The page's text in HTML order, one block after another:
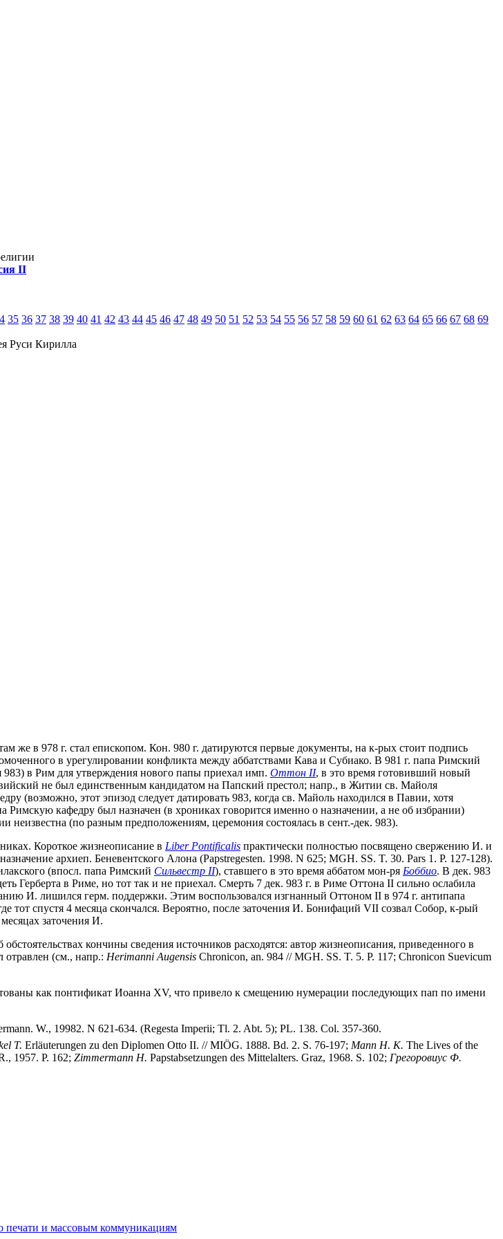
II
35 36 37 38 39 40 41 42 43 44 45 46 47 48 49 50 51 52 53 54 55 56 57 58 59 60 61 62 63 64 65 66 67 68 69
Руси Кирилла
же в 978 г. стал епископом. Кон. 980 г. датируются первые документы, на к-рых стоит подпись
в урегулировании конфликта между аббатствами Кава и Субиако. В 981 г. папа Римский
в Рим для утверждения нового папы приехал имп. Оттон II, в это время готовивший новый
не был единственным кандидатом на Папский престол; напр., в Житии св. Майоля
(возможно, этот эпизод следует датировать 983, когда св. Майоль находился в Павии, хотя
кафедру был назначен (в хрониках говорится именно о назначении, а не об избрании)
(по разным предположениям, церемония состоялась в сент.-дек. 983).
Короткое жизнеописание в Liber Pontificalis практически полностью посвящено свержению И. и
архиеп. Беневентского Алона (Papstregesten. 1998. N 625; MGH. SS. T. 30. Pars 1. P. 127-128).
(впосл. папа Римский Сильвестр II), ставшего в это время аббатом мон-ря Боббио. В дек. 983
Герберта в Риме, но тот так и не приехал. Смерть 7 дек. 983 г. в Риме Оттона II сильно ослабила
И. лишился герм. поддержки. Этим воспользовался изгнанный Оттоном II в 974 г. антипапа
тот спустя 4 месяца скончался. Вероятно, после заточения И. Бонифаций VII созвал Собор, к-рый
заточения И.
кончины сведения источников расходятся: автор жизнеописания, приведенного в
отравлен (см., напр.: Herimanni Augensis Chronicon, an. 984 // MGH. SS. T. 5. P. 117; Chronicon Suevicum
как понтификат Иоанна XV, что привело к смещению нумерации последующих пап по имени
W., 19982. N 621-634. (Regesta Imperii; Tl. 2. Abt. 5); PL. 138. Col. 357-360.
T. Erläuterungen zu den Diplomen Otto II. // MIÖG. 1888. Bd. 2. S. 76-197; Mann H. K. The Lives of the
1957. P. 162; Zimmermann H. Papstabsetzungen des Mittelalters. Graz, 1968. S. 102; Грегоровиус Ф.
печати и массовым коммуникациям